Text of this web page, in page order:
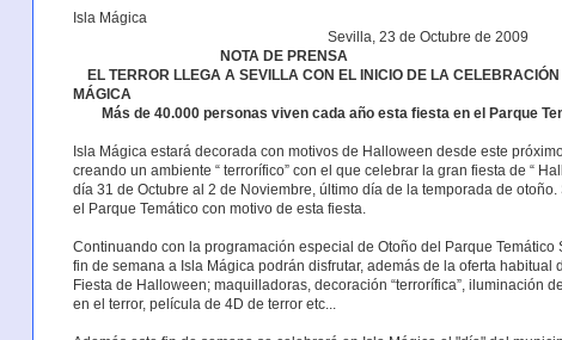
Isla Mágica
Sevilla, 23 de Octubre de 2009
NOTA DE PRENSA
EL TERROR LLEGA A SEVILLA CON EL INICIO DE LA
MÁGICA
Más de 40.000 personas viven cada año esta fiesta en el Parque
Isla Mágica estará decorada con motivos de Halloween desde este
creando un ambiente “ terrorífico” con el que celebrar la gran fiesta de “
día 31 de Octubre al 2 de Noviembre, último día de la temporada de
el Parque Temático con motivo de esta fiesta.
Continuando con la programación especial de Otoño del Parque
fin de semana a Isla Mágica podrán disfrutar, además de la oferta
Fiesta de Halloween; maquilladoras, decoración “terrorífica”, iluminación
en el terror, película de 4D de terror etc...